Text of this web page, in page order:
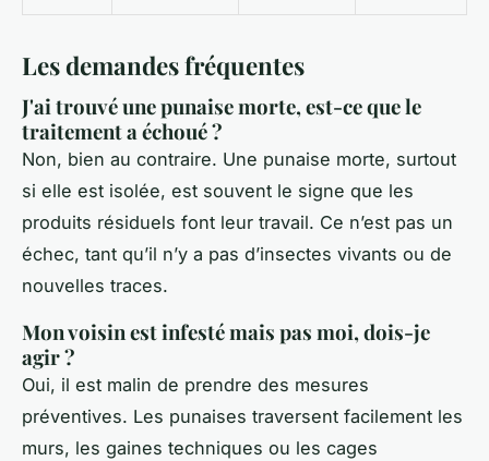
Les demandes fréquentes
J'ai trouvé une punaise morte, est-ce que le
traitement a échoué ?
Non, bien au contraire. Une punaise morte, surtout
si elle est isolée, est souvent le signe que les
produits résiduels font leur travail. Ce n’est pas un
échec, tant qu’il n’y a pas d’insectes vivants ou de
nouvelles traces.
Mon voisin est infesté mais pas moi, dois-je
agir ?
Oui, il est malin de prendre des mesures
préventives. Les punaises traversent facilement les
murs, les gaines techniques ou les cages